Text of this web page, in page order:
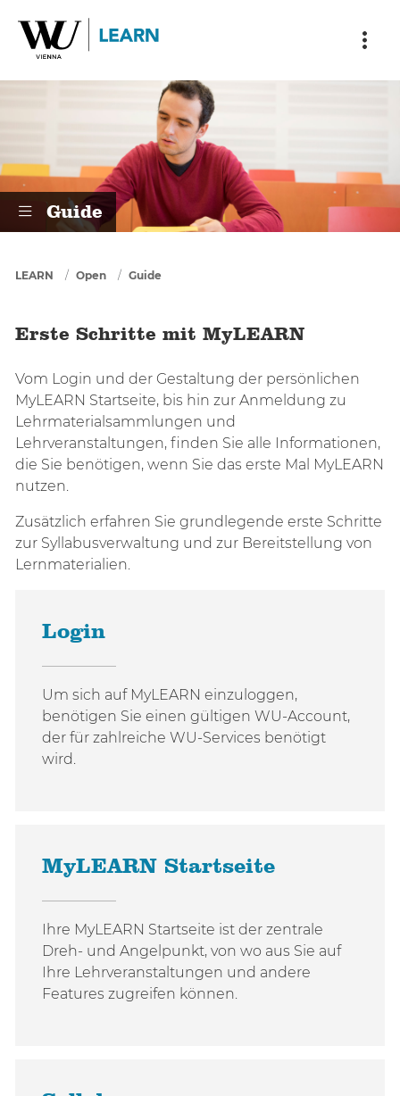
Erste Schritte mit MyLEARN
Guide
You are here
LEARN Open Guide
Erste Schritte mit MyLEARN
Vom Login und der Gestaltung der persönlichen
MyLEARN Startseite, bis hin zur Anmeldung zu
Lehrmaterialsammlungen und
Lehrveranstaltungen, finden Sie alle Informationen,
die Sie benötigen, wenn Sie das erste Mal MyLEARN
nutzen.
Zusätzlich erfahren Sie grundlegende erste Schritte
zur Syllabusverwaltung und zur Bereitstellung von
Lernmaterialien.
Login
Um sich auf MyLEARN einzuloggen,
benötigen Sie einen gültigen WU-Account,
der für zahlreiche WU-Services benötigt
wird.
MyLEARN Startseite
Ihre MyLEARN Startseite ist der zentrale
Dreh- und Angelpunkt, von wo aus Sie auf
Ihre Lehrveranstaltungen und andere
Features zugreifen können.